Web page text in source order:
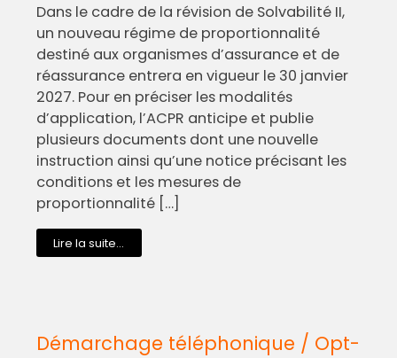
Dans le cadre de la révision de Solvabilité II,
un nouveau régime de proportionnalité
destiné aux organismes d’assurance et de
réassurance entrera en vigueur le 30 janvier
2027. Pour en préciser les modalités
d’application, l’ACPR anticipe et publie
plusieurs documents dont une nouvelle
instruction ainsi qu’une notice précisant les
conditions et les mesures de
proportionnalité […]
Lire la suite...
Démarchage téléphonique / Opt-